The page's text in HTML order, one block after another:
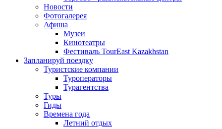
Новости
Фотогалерея
Афиша
Музеи
Кинотеатры
Фестиваль TourEast Kazakhstan
Запланируй поездку
Туристские компании
Туроператоры
Турагентства
Туры
Гиды
Времена года
Летний отдых